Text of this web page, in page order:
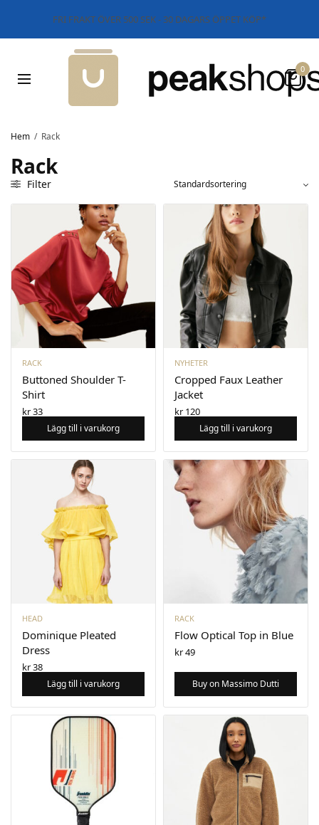
FRI FRAKT ÖVER 500 SEK - 30 DAGARS ÖPPET KÖP*
0
Hem / Rack
Rack
Filter
RACK
Buttoned Shoulder T-
Shirt
kr33
Lägg till i varukorg
NYHETER
Cropped Faux Leather
Jacket
kr120
Lägg till i varukorg
HEAD
Dominique Pleated
Dress
kr38
Lägg till i varukorg
RACK
Flow Optical Top in Blue
kr49
Buy on Massimo Dutti